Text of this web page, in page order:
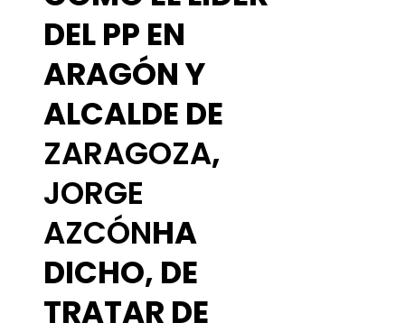
DEL PP EN
ARAGÓN Y
ALCALDE DE
ZARAGOZA,
JORGE
AZCÓNHA
DICHO, DE
TRATAR DE